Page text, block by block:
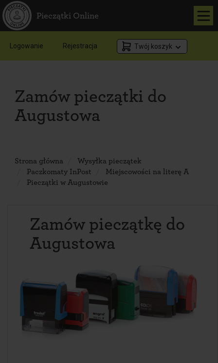
Pieczątki Online
Logowanie Rejestracja Twój koszyk
Zamów pieczątki do
Augustowa
Strona główna
Wysyłka pieczątek
Paczkomaty InPost
Miejscowości na literę A
Pieczątki w Augustowie
Zamów pieczątkę do
Augustowa